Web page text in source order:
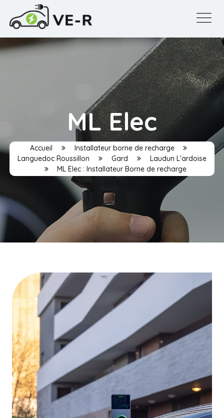
ML Elec
Accueil
Installateur borne de recharge
Languedoc Roussillon
Gard
Laudun L'ardoise
ML Elec : Installateur Borne de recharge